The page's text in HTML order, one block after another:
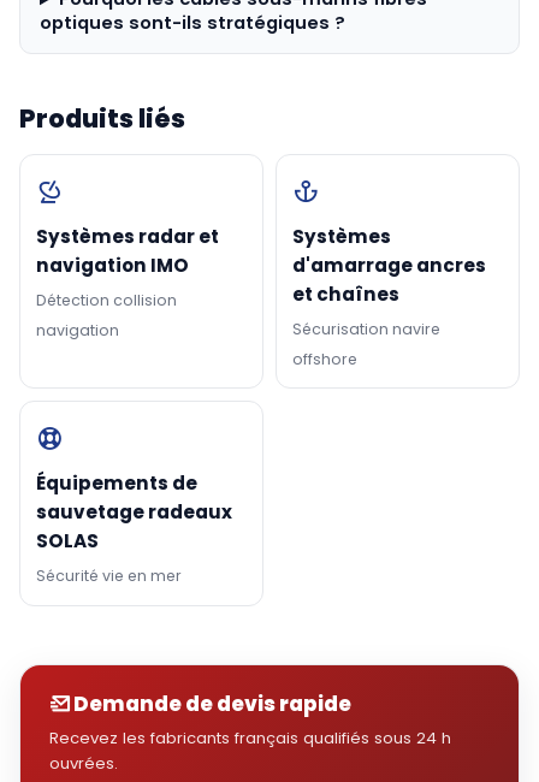
optiques sont-ils stratégiques ?
Produits liés
Systèmes radar et
navigation IMO
Détection collision
navigation
Systèmes
d'amarrage ancres
et chaînes
Sécurisation navire
offshore
Équipements de
sauvetage radeaux
SOLAS
Sécurité vie en mer
Demande de devis rapide
Recevez les fabricants français qualifiés sous 24 h
ouvrées.